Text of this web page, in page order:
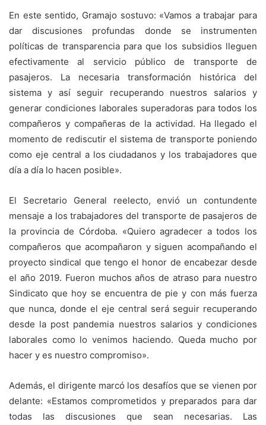
En este sentido, Gramajo sostuvo: «Vamos a trabajar para
dar discusiones profundas donde se instrumenten
políticas de transparencia para que los subsidios lleguen
efectivamente al servicio público de transporte de
pasajeros. La necesaria transformación histórica del
sistema y así seguir recuperando nuestros salarios y
generar condiciones laborales superadoras para todos los
compañeros y compañeras de la actividad. Ha llegado el
momento de rediscutir el sistema de transporte poniendo
como eje central a los ciudadanos y los trabajadores que
día a día lo hacen posible».
El Secretario General reelecto, envió un contundente
mensaje a los trabajadores del transporte de pasajeros de
la provincia de Córdoba. «Quiero agradecer a todos los
compañeros que acompañaron y siguen acompañando el
proyecto sindical que tengo el honor de encabezar desde
el año 2019. Fueron muchos años de atraso para nuestro
Sindicato que hoy se encuentra de pie y con más fuerza
que nunca, donde el eje central será seguir recuperando
desde la post pandemia nuestros salarios y condiciones
laborales como lo venimos haciendo. Queda mucho por
hacer y es nuestro compromiso».
Además, el dirigente marcó los desafíos que se vienen por
delante: «Estamos comprometidos y preparados para dar
todas las discusiones que sean necesarias. Las